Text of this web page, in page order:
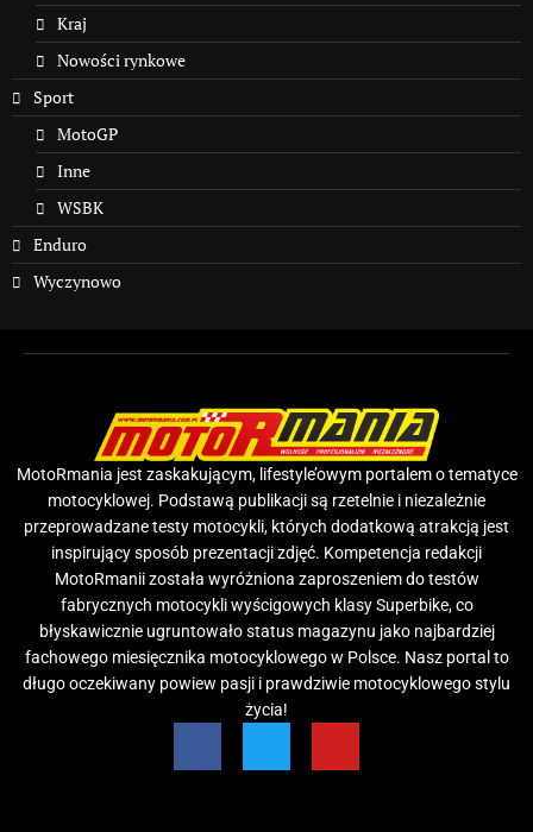
Kraj
Nowości rynkowe
Sport
MotoGP
Inne
WSBK
Enduro
Wyczynowo
MotoRmania jest zaskakującym, lifestyle’owym portalem o tematyce
motocyklowej. Podstawą publikacji są rzetelnie i niezależnie
przeprowadzane testy motocykli, których dodatkową atrakcją jest
inspirujący sposób prezentacji zdjęć. Kompetencja redakcji
MotoRmanii została wyróżniona zaproszeniem do testów
fabrycznych motocykli wyścigowych klasy Superbike, co
błyskawicznie ugruntowało status magazynu jako najbardziej
fachowego miesięcznika motocyklowego w Polsce. Nasz portal to
długo oczekiwany powiew pasji i prawdziwie motocyklowego stylu
życia!